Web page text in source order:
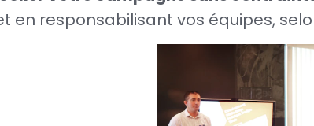
en responsabilisant vos équipes,